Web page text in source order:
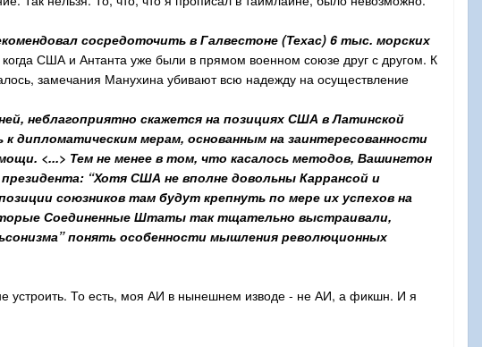
сосредоточить в Галвестоне (Техас) 6 тыс. морских
США и Антанта уже были в прямом военном союзе друг с другом. К
замечания Манухина убивают всю надежду на осуществление
неблагоприятно скажется на позициях США в Латинской
дипломатическим мерам, основанным на заинтересованности
<...> Тем не менее в том, что касалось методов, Вашингтон
“Хотя США не вполне довольны Каррансой и
союзников там будут крепнуть по мере их успехов на
Соединенные Штаты так тщательно выстраивали,
понять особенности мышления революционных
устроить. То есть, моя АИ в нынешнем изводе - не АИ, а фикшн. И я